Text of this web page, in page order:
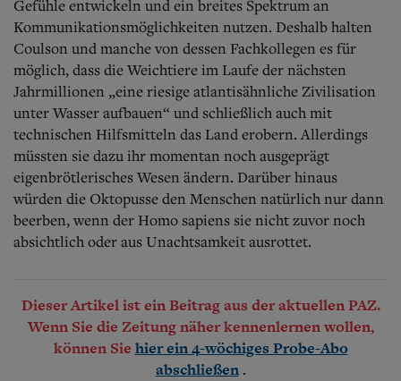
Gefühle entwickeln und ein breites Spektrum an
Kommunikationsmöglichkeiten nutzen. Deshalb halten
Coulson und manche von dessen Fachkollegen es für
möglich, dass die Weichtiere im Laufe der nächsten
Jahrmillionen „eine riesige atlantisähnliche Zivilisation
unter Wasser aufbauen“ und schließlich auch mit
technischen Hilfsmitteln das Land erobern. Allerdings
müssten sie dazu ihr momentan noch ausgeprägt
eigenbrötlerisches Wesen ändern. Darüber hinaus
würden die Oktopusse den Menschen natürlich nur dann
beerben, wenn der Homo sapiens sie nicht zuvor noch
absichtlich oder aus Unachtsamkeit ausrottet.
Dieser Artikel ist ein Beitrag aus der aktuellen PAZ.
Wenn Sie die Zeitung näher kennenlernen wollen,
können Sie hier ein 4-wöchiges Probe-Abo
abschließen .